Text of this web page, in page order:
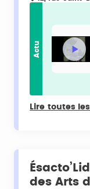
Actu
Lire toutes
des Arts